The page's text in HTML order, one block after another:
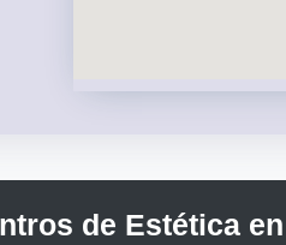
de Estética en